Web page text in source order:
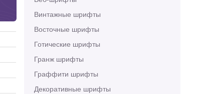
Винтажные шрифты
Восточные шрифты
Готические шрифты
Гранж шрифты
Граффити шрифты
Декоративные шрифты